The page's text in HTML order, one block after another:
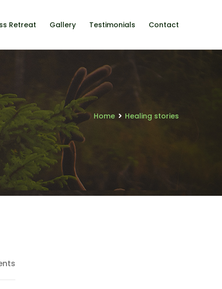
Retreat Gallery Testimonials Contact
Home Healing stories